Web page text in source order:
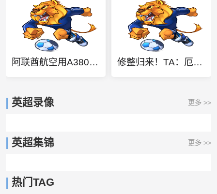
阿联酋航空用A380波音777客机零部件，纯手工打造2.4米阿森纳队徽 修整归来！TA：厄德高持球稳当控球从容，尽显世界杯中的巅峰水准
英超录像 更多 >>
英超集锦 更多 >>
热门TAG